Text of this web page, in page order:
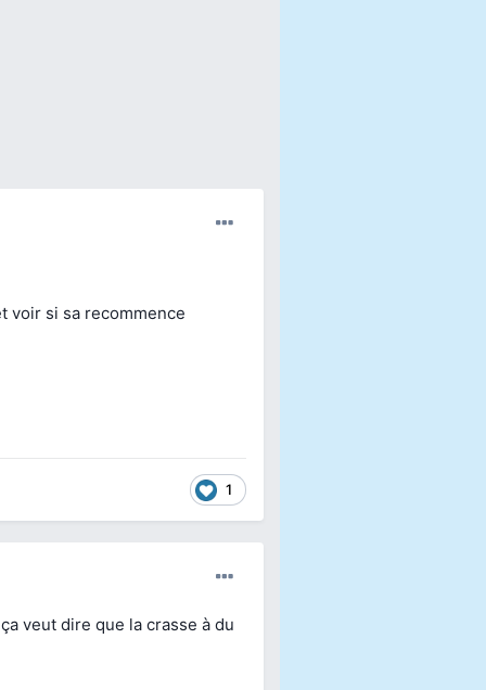
voir si sa recommence
1
veut dire que la crasse à du